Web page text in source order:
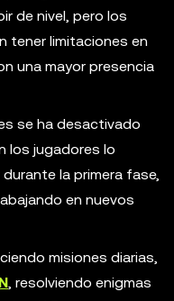
de nivel, pero los
tener limitaciones en
una mayor presencia
se ha desactivado
los jugadores lo
la primera fase,
en nuevos
misiones diarias,
, resolviendo enigmas